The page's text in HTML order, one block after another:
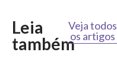
Leia
também
Veja todos
os artigos